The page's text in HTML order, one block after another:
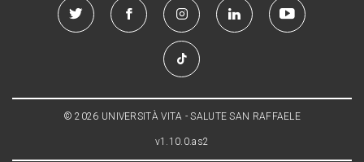
© 2026 UNIVERSITÀ VITA - SALUTE SAN RAFFAELE
v1.10.0.as2